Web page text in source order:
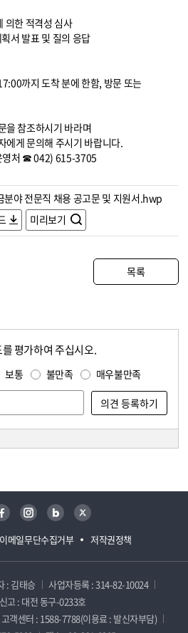
의한 적격성 심사
서 발표 및 질의 응답
까지 도착 분에 한함, 방문 또는
을 참조하시기 바라며
에게 문의해 주시기 바랍니다.
영처 ☎ 042) 615-3705
분야 전문직 채용 공고문 및 지원서.hwp
미리보기
목록
평가하여 주십시오.
보통 불만족 매우불만족
이메일무단수집거부 저작권정책
페이스북 인스타그램 블로그 트위터
: 김태승
사업자등록 : 314-82-10024
고 : 대전 동구-0233호
고객센터 : 1588-7788(이용료 : 발신자부담)